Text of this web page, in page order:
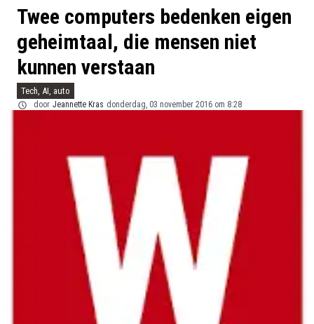
Twee computers bedenken eigen
geheimtaal, die mensen niet
kunnen verstaan
Tech, AI, auto
door Jeannette Kras donderdag, 03 november 2016 om 8:28